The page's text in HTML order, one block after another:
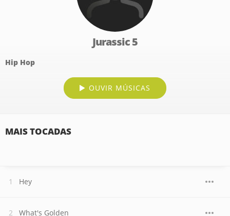
Jurassic 5
Hip Hop
OUVIR MÚSICAS
MAIS TOCADAS
Hey
What's Golden